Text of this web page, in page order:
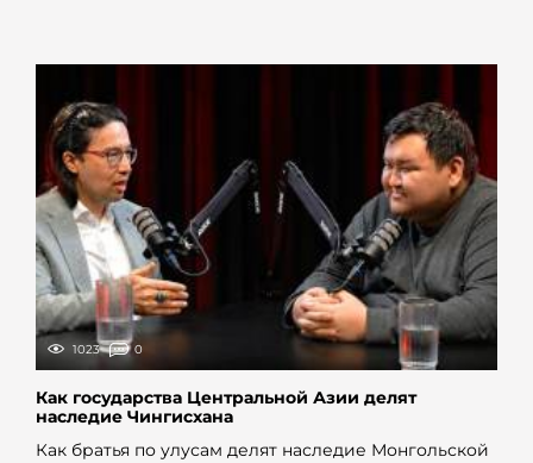
1023 0
Как государства Центральной Азии делят
наследие Чингисхана
Как братья по улусам делят наследие Монгольской